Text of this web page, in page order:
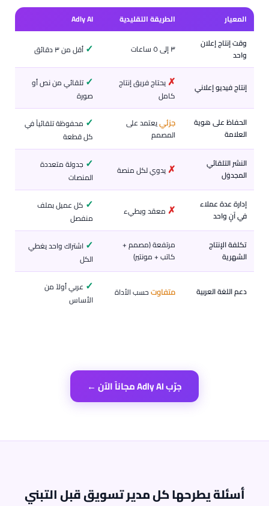
المعيار الطريقة التقليدية
Adly AI
وقت إنتاج إعلان
واحد
٣ إلى ٥ ساعات ✓ أقل من ٣ دقائق
إنتاج فيديو إعلاني ✗ يحتاج فريق إنتاج
كامل
✓ تلقائي من نص أو
صورة
الحفاظ على هوية
العلامة
جزئييعتمد على
المصمم
✓ محفوظة تلقائياً في
كل قطعة
النشر التلقائي
المجدوَل
✗ يدوي لكل منصة ✓ جدولة متعددة
المنصات
إدارة عدة عملاء
في آنٍ واحد
✗ معقد وبطيء ✓ كل عميل بملف
منفصل
تكلفة الإنتاج
الشهرية
مرتفعة (مصمم +
كاتب + مونتير)
✓ اشتراك واحد يغطي
الكل
دعم اللغة العربية متفاوتحسب الأداة ✓ عربي أولاً من
الأساس
جرّب Adly AI مجاناً الآن ←
أسئلة يطرحها كل مدير تسويق قبل التبني